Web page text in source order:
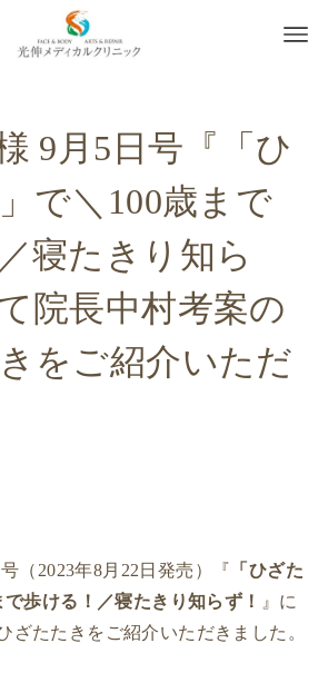
9月5日号『「ひ
で＼100歳まで
寝たきり知ら
院長中村考案の
をご紹介いただ
（2023年8月22日発売）『 「ひざた
歩ける！／寝たきり知らず！
』に
ざたたきをご紹介いただきました。